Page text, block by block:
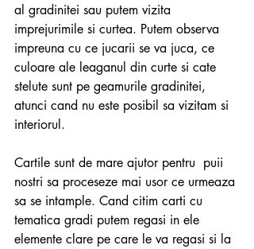
al gradinitei sau putem vizita
imprejurimile si curtea. Putem observa
impreuna cu ce jucarii se va juca, ce
culoare ale leaganul din curte si cate
stelute sunt pe geamurile gradinitei,
atunci cand nu este posibil sa vizitam si
interiorul.
Cartile sunt de mare ajutor pentru  puii
nostri sa proceseze mai usor ce urmeaza
sa se intample. Cand citim carti cu
tematica gradi putem regasi in ele
elemente clare pe care le va regasi si la